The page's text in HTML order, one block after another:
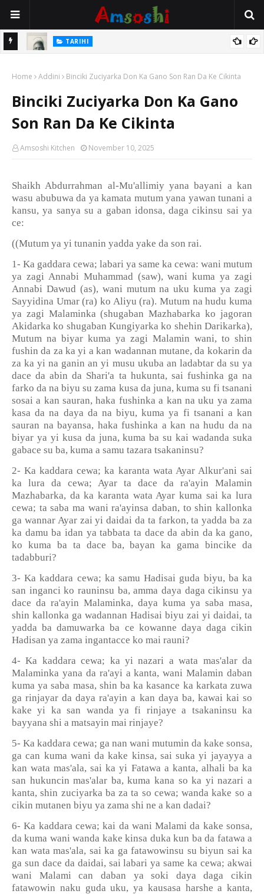
TARIHI
Usman Kure Bungudu
Home Addini Binciki Zuciyarka Don Ka Gano Son Ran Da Ke Cikinta
Binciki Zuciyarka Don Ka Gano
Son Ran Da Ke Cikinta
Amsoshi Kitchen November 10, 2025
Shaikh Abdurrahman al-Mu'allimiy yana bayani a kan
wasu abubuwa da ya kamata mutum yana yawan tunani a
kansu, ya sanya su a gaban idonsa, daga cikinsu sai ya
ce:
((Mutum ya yi tunanin yadda yake da son rai.
1- Ka gaddara cewa; labari ya same ka cewa: wani mutum
ya zagi Annabi Muhammad (saw), wani kuma ya zagi
Annabi Dawud (as), wani mutum na uku kuma ya zagi
Sayyidina Umar (ra) ko Aliyu (ra). Mutum na hudu kuma
ya zagi Malaminka (shugaban Mazhabarka ko jagoran
Akidarka ko shugaban Kungiyarka ko shehin Darikarka),
Mutum na biyar kuma ya zagi Malamin wani, to shin
fushin da za ka yi a kan wadannan mutane, da kokarin da
za ka yi na ganin an yi musu ukuba an ladabtar da su ya
dace da abin da Shari'a ta hukunta, sai fushinka ga na
farko da na biyu su zama kusa da juna, kuma su fi tsanani
sosai a kan sauran, haka fushinka a kan na uku ya zama
kasa da na daya da na biyu, kuma ya fi tsanani a kan
sauran na bayansa, haka fushinka a kan na hudu da na
biyar ya yi kusa da juna, kuma ba su kai wadanda suka
gabace su ba, kuma a samu tazara tsakaninsu?
2- Ka kaddara cewa; ka karanta wata Ayar Alkur'ani sai
ka lura da cewa; Ayar ta dace da ra'ayin Malamin
Mazhabarka, da ka karanta wata Ayar kuma sai ka lura
cewa; ta saba ma wani ra'ayinsa daban, to shin kallonka
ga wannar Ayar zai yi daidai da ta farkon, ta yadda ba za
ka damu ba idan ya tabbata ta dace da abin da ka gano,
ko kuma ba ta dace ba, bayan ka gama bincike da
tadabburi?
3- Ka kaddara cewa; ka samu Hadisai guda biyu, ba ka
san inganci ko rauninsu ba, amma daya daga cikinsu ya
dace da ra'ayin Malaminka, daya kuma ya saba masa,
shin kallonka ga wadannan Hadisai biyu zai yi daidai, ta
yadda ba damuwarka ba ce kowanne daya daga cikin
Hadisan ya zama ingantacce ko mai rauni?
4- Ka kaddara cewa; ka yi nazari a wata mas'alar da
Malaminka yana da ra'ayi a kanta, wani Malamin daban
kuma ya saba masa, shin ba ka kasance ka karkata zuwa
ga rinjayar da daya ra'ayin a kan daya ba, kawai kai so
kake yi ka san wanda ya fi rinjaye a tsakaninsu ka
bayyana shi a matsayin mai rinjaye?
5- Ka kaddara cewa; ga nan wani mutumin da kake sonsa,
ga can kuma wani da kake kinsa, sai suka yi jayayya a
kan wata mas'ala, sai ka yi Fatawa a kanta, alhali ba ka
san hukuncin mas'alar ba, kuma kana so ka yi nazari a
kanta, shin zuciyarka ba za ta so cewa; wanda kake so a
cikin mutanen biyu ya zama shi ne a kan dadai?
6- Ka kaddara cewa; kai da wani Malami da kake sonsa,
da kuma wani wanda kake kinsa duka kun ba da fatawa a
kan wata mas'ala, sai ka ga fatawowinsu su biyun sai ka
ga sun dace da daidai, sai labari ya same ka cewa; akwai
wani Malami can daban ya soki daya daga cikin
fatawowin naku guda uku, ya kausasa harshe a kanta,